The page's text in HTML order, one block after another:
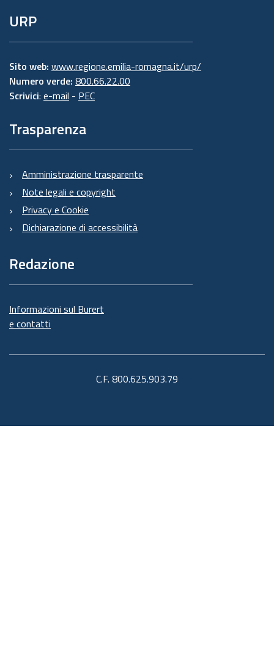
URP
Sito web: www.regione.emilia-romagna.it/urp/
Numero verde: 800.66.22.00
Scrivici: e-mail - PEC
Trasparenza
Amministrazione trasparente
Note legali e copyright
Privacy e Cookie
Dichiarazione di accessibilità
Redazione
Informazioni sul Burert
e contatti
C.F. 800.625.903.79